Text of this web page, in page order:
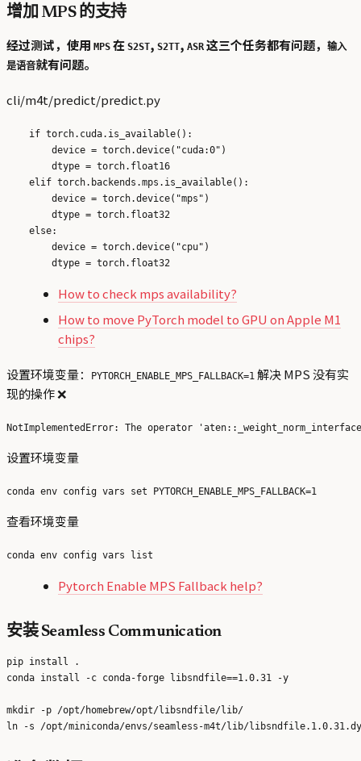
增加 MPS 的支持
经过测试，使用 MPS 在 S2ST, S2TT, ASR 这三个任务都有问题，
输入
是语音就有问题。
cli/m4t/predict/predict.py
    if torch.cuda.is_available():
        device = torch.device("cuda:0")
        dtype = torch.float16
    elif torch.backends.mps.is_available():
        device = torch.device("mps")
        dtype = torch.float32
    else:
        device = torch.device("cpu")
How to check mps availability?
How to move PyTorch model to GPU on Apple M1
chips?
设置环境变量： PYTORCH_ENABLE_MPS_FALLBACK=1 解决 MPS 没有实
现的操作 ❌
设置环境变量
查看环境变量
Pytorch Enable MPS Fallback help?
安装 Seamless Communication
pip install .
conda install -c conda-forge libsndfile==1.0.31 -y
mkdir -p /opt/homebrew/opt/libsndfile/lib/